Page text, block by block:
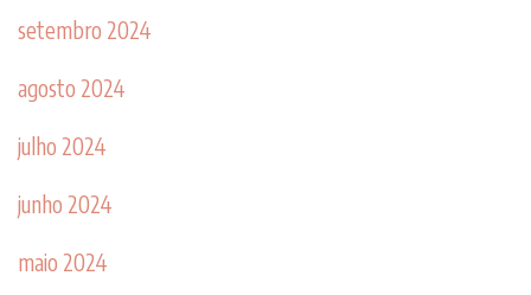
setembro 2024
agosto 2024
julho 2024
junho 2024
maio 2024